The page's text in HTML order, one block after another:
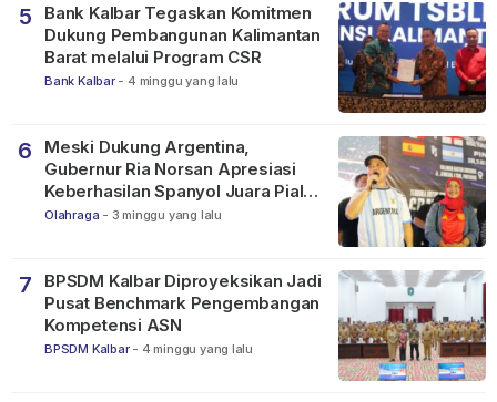
5
Bank Kalbar Tegaskan Komitmen
Dukung Pembangunan Kalimantan
Barat melalui Program CSR
Bank Kalbar - 4 minggu yang lalu
6
Meski Dukung Argentina,
Gubernur Ria Norsan Apresiasi
Keberhasilan Spanyol Juara Piala
Dunia FIFA 2026
Olahraga - 3 minggu yang lalu
7
BPSDM Kalbar Diproyeksikan Jadi
Pusat Benchmark Pengembangan
Kompetensi ASN
BPSDM Kalbar - 4 minggu yang lalu